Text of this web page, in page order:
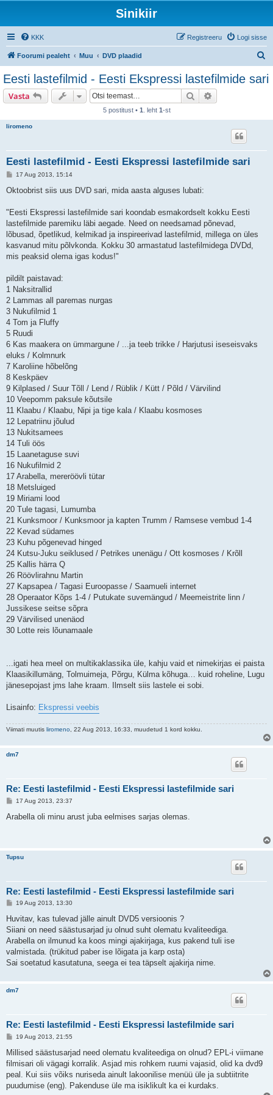
Sinikiir
KKK Logi sisse
Registreeru
Foorumi pealeht Muu DVD plaadid
s
Eesti lastefilmid - Eesti Ekspressi lastefilmide sari
Vasta Otsi
5 postitust • 1 . leht 1-st
liromeno
Eesti lastefilmid - Eesti Ekspressi lastefilmide sari
P
s
t
s
17 Aug 2013, 15:14
Oktoobrist siis uus DVD sari, mida aasta alguses lubati:
"Eesti Ekspressi lastefilmide sari koondab esmakordselt kokku Eesti
lastefilmide paremiku läbi aegade. Need on needsamad põnevad,
lõbusad, õpetlikud, kelmikad ja inspireerivad lastefilmid, millega on üles
kasvanud mitu põlvkonda. Kokku 30 armastatud lastefilmidega DVDd,
mis peaksid olema igas kodus!"
pildilt paistavad:
1 Naksitrallid
2 Lammas all paremas nurgas
3 Nukufilmid 1
4 Tom ja Fluffy
5 Ruudi
6 Kas maakera on ümmargune / ...ja teeb trikke / Harjutusi iseseisvaks
eluks / Kolmnurk
7 Karoliine hõbelõng
8 Keskpäev
9 Kilplased / Suur Tõll / Lend / Rüblik / Kütt / Põld / Värvilind
10 Veepomm paksule kõutsile
11 Klaabu / Klaabu, Nipi ja tige kala / Klaabu kosmoses
12 Lepatriinu jõulud
13 Nukitsamees
14 Tuli öös
15 Laanetaguse suvi
16 Nukufilmid 2
17 Arabella, mereröövli tütar
18 Metsluiged
19 Miriami lood
20 Tule tagasi, Lumumba
21 Kunksmoor / Kunksmoor ja kapten Trumm / Ramsese vembud 1-4
22 Kevad südames
23 Kuhu põgenevad hinged
24 Kutsu-Juku seiklused / Petrikes unenägu / Ott kosmoses / Krõll
25 Kallis härra Q
26 Röövlirahnu Martin
27 Kapsapea / Tagasi Euroopasse / Saamueli internet
28 Operaator Kõps 1-4 / Putukate suvemängud / Meemeistrite linn /
Jussikese seitse sõpra
29 Värvilised unenäod
30 Lotte reis lõunamaale
...igati hea meel on multikaklassika üle, kahju vaid et nimekirjas ei paista
Klaasikillumäng, Tolmuimeja, Põrgu, Külma kõhuga… kuid roheline, Lugu
jänesepojast jms lahe kraam. Ilmselt siis lastele ei sobi.
Lisainfo: Ekspressi veebis
Viimati muutis liromeno , 22 Aug 2013, 16:33, muudetud 1 kord kokku.
dm7
Re: Eesti lastefilmid - Eesti Ekspressi lastefilmide sari
P
s
s
17 Aug 2013, 23:37
Arabella oli minu arust juba eelmises sarjas olemas.
Tupsu
Re: Eesti lastefilmid - Eesti Ekspressi lastefilmide sari
P
s
i
t
s
19 Aug 2013, 13:30
Huvitav, kas tulevad jälle ainult DVD5 versioonis ?
Siiani on need säästusarjad ju olnud suht olematu kvaliteediga.
Arabella on ilmunud ka koos mingi ajakirjaga, kus pakend tuli ise
valmistada. (trükitud paber ise lõigata ja karp osta)
Sai soetatud kasutatuna, seega ei tea täpselt ajakirja nime.
dm7
Re: Eesti lastefilmid - Eesti Ekspressi lastefilmide sari
P
s
i
t
s
19 Aug 2013, 21:55
Millised säästusarjad need olematu kvaliteediga on olnud? EPL-i viimane
filmisari oli vägagi korralik. Asjad mis rohkem ruumi vajasid, olid ka dvd9
peal. Kui siis võiks nuriseda ainult lakoonilise menüü üle ja subtiitrite
puudumise (eng). Pakenduse üle ma isiklikult ka ei kurdaks.